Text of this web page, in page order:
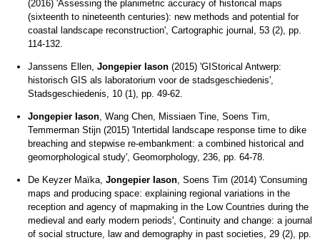
(2016) 'Assessing the planimetric accuracy of historical maps
(sixteenth to nineteenth centuries): new methods and potential for
coastal landscape reconstruction', Cartographic journal, 53 (2), pp.
114-132.
Janssens Ellen, Jongepier Iason (2015) 'GIStorical Antwerp:
historisch GIS als laboratorium voor de stadsgeschiedenis',
Stadsgeschiedenis, 10 (1), pp. 49-62.
Jongepier Iason, Wang Chen, Missiaen Tine, Soens Tim,
Temmerman Stijn (2015) 'Intertidal landscape response time to dike
breaching and stepwise re-embankment: a combined historical and
geomorphological study', Geomorphology, 236, pp. 64-78.
De Keyzer Maïka, Jongepier Iason, Soens Tim (2014) 'Consuming
maps and producing space: explaining regional variations in the
reception and agency of mapmaking in the Low Countries during the
medieval and early modern periods', Continuity and change: a journal
of social structure, law and demography in past societies, 29 (2), pp.